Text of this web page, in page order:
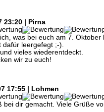
23:20 | Pirna
was bei euch am 7.
dafür leergefegt ;-).
vieles wiederentdeckt.
wir zu euch!
17:55 | Lohmen
bei dir gemacht. Viele Grüße